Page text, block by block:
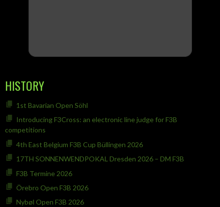
HISTORY
1st Bavarian Open Söhl
Introducing F3Cross: an electronic line judge for F3B
competitions
4th East Belgium F3B Cup Büllingen 2026
17TH SONNENWENDPOKAL Dresden 2026 – DM F3B
F3B Termine 2026
Örebro Open F3B 2026
Nybøl Open F3B 2026